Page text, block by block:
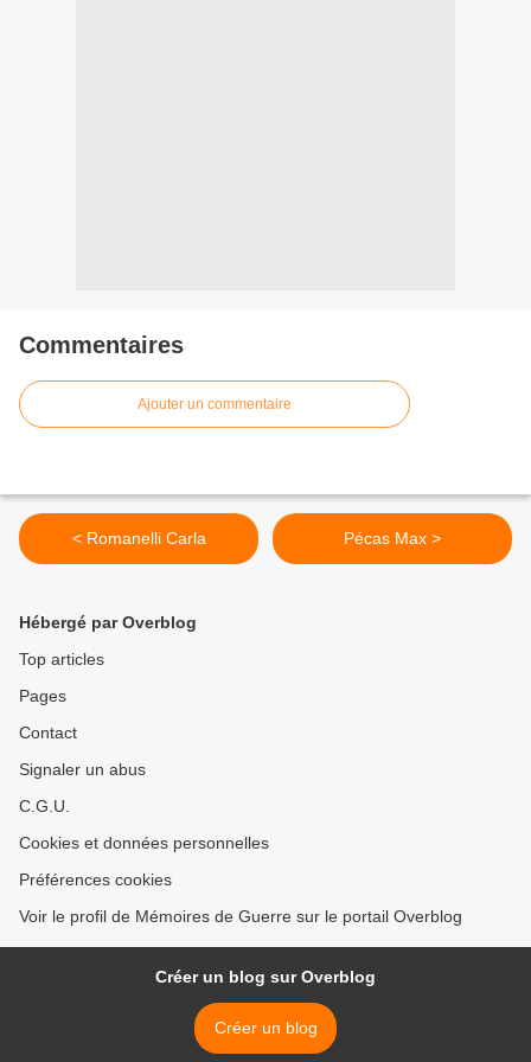
Commentaires
Ajouter un commentaire
< Romanelli Carla Pécas Max >
Hébergé par Overblog
Top articles
Pages
Contact
Signaler un abus
C.G.U.
Cookies et données personnelles
Préférences cookies
Voir le profil de Mémoires de Guerre sur le portail Overblog
Créer un blog sur Overblog
Créer un blog